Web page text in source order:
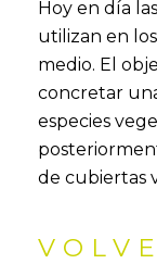
Hoy en día
utilizan en
medio. El
concretar
especies
de cubiertas